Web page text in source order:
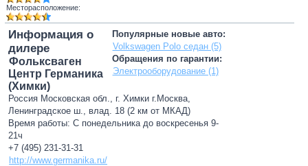
Месторасположение:
Популярные новые авто:
Volkswagen Polo седан (5)
Обращения по гарантии:
Электрооборудование (1)
Информация о
дилере
Фольксваген
Центр Германика
(Химки)
Россия Московская обл., г. Химки г.Москва,
Ленинградское ш., влад. 18 (2 км от МКАД)
Время работы: С понедельника до воскресенья 9-
21ч
+7 (495) 231-31-31
http://www.germanika.ru/